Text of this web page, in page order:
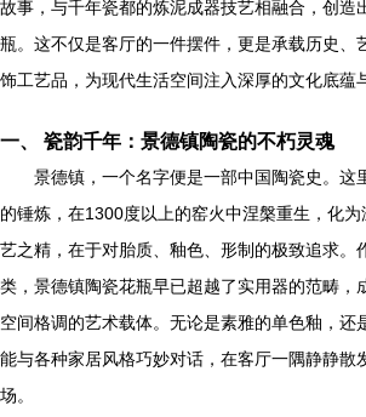
故事，与千年瓷都的炼泥成器技艺相融合，创造
瓶。这不仅是客厅的一件摆件，更是承载历史、
饰工艺品，为现代生活空间注入深厚的文化底蕴
一、 瓷韵千年：景德镇陶瓷的不朽灵魂
景德镇，一个名字便是一部中国陶瓷史。这
的锤炼，在1300度以上的窑火中涅槃重生，化
艺之精，在于对胎质、釉色、形制的极致追求。
类，景德镇陶瓷花瓶早已超越了实用器的范畴，
空间格调的艺术载体。无论是素雅的单色釉，还
能与各种家居风格巧妙对话，在客厅一隅静静散
场。